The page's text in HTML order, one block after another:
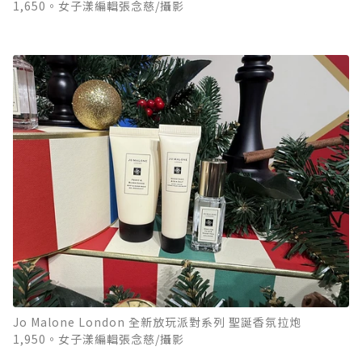
1,650。女子漾編輯張念慈/攝影
Jo Malone London 全新放玩派對系列 聖誕香氛拉炮
1,950。女子漾編輯張念慈/攝影